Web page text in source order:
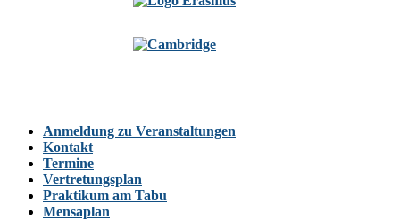
Anmeldung zu Veranstaltungen
Kontakt
Termine
Vertretungsplan
Praktikum am Tabu
Mensaplan